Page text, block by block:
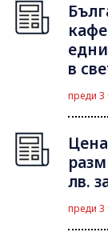
в
преди 3
лв.
преди 3